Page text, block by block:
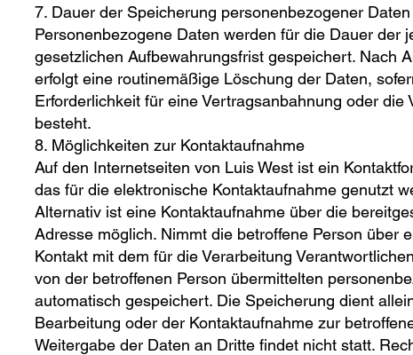
7. Dauer der Speicherung personenbezogener Daten
Personenbezogene Daten werden für die Dauer der
gesetzlichen Aufbewahrungsfrist gespeichert. Nach
erfolgt eine routinemäßige Löschung der Daten,
Erforderlichkeit für eine Vertragsanbahnung oder die
besteht.
8. Möglichkeiten zur Kontaktaufnahme
Auf den Internetseiten von Luis West ist ein
das für die elektronische Kontaktaufnahme genutzt
Alternativ ist eine Kontaktaufnahme über die
Adresse möglich. Nimmt die betroffene Person über
Kontakt mit dem für die Verarbeitung
von der betroffenen Person übermittelten
automatisch gespeichert. Die Speicherung dient
Bearbeitung oder der Kontaktaufnahme zur
Weitergabe der Daten an Dritte findet nicht statt.